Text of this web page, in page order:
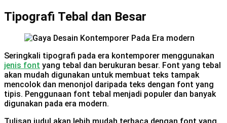
Tipografi Tebal dan Besar
Seringkali tipografi pada era kontemporer menggunakan
jenis font yang tebal dan berukuran besar. Font yang tebal
akan mudah digunakan untuk membuat teks tampak
mencolok dan menonjol daripada teks dengan font yang
tipis. Penggunaan font tebal menjadi populer dan banyak
digunakan pada era modern.